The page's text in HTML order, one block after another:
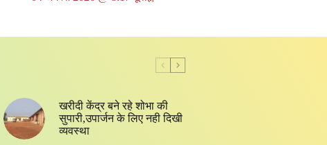
खरीदी केंद्र बने रहे शोभा की
सुपारी,उपार्जन के लिए नही दिखी
व्यवस्था